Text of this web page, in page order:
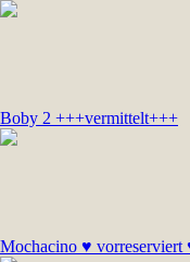
Boby 2 +++vermittelt+++
Mochacino ♥ vorreserviert